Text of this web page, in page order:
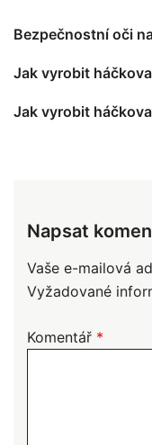
Bezpečnostní oči
Jak vyrobit
Jak vyrobit
Napsat
Vaše e-mailová
Vyžadované
Komentář *